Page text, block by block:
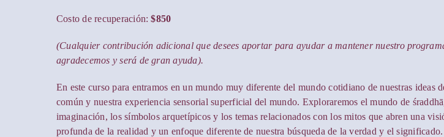
Costo de recuperación: $850
(Cualquier contribución adicional que desees aportar para ayudar a mantener nuestro
agradecemos y será de gran ayuda).
En este curso para entramos en un mundo muy diferente del mundo cotidiano de nuestras ideas
común y nuestra experiencia sensorial superficial del mundo. Exploraremos el mundo de
imaginación, los símbolos arquetípicos y los temas relacionados con los mitos que abren una
profunda de la realidad y un enfoque diferente de nuestra búsqueda de la verdad y el significado.